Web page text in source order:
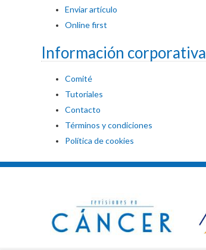
Enviar artículo
Online first
Información corporativa
Comité
Tutoriales
Contacto
Términos y condiciones
Política de cookies